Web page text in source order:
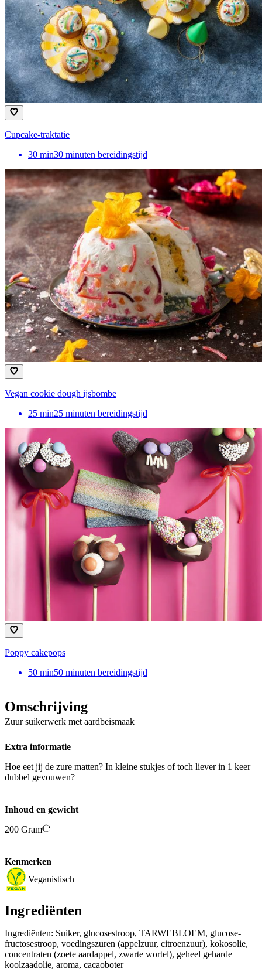
Cupcake-traktatie
30 min30 minuten bereidingstijd
Vegan cookie dough ijsbombe
25 min25 minuten bereidingstijd
Poppy cakepops
50 min50 minuten bereidingstijd
Omschrijving
Zuur suikerwerk met aardbeismaak
Extra informatie
Hoe eet jij de zure matten? In kleine stukjes of toch liever in 1 keer
dubbel gevouwen?
Inhoud en gewicht
200 Gram
Kenmerken
Veganistisch
Ingrediënten
Ingrediënten: Suiker, glucosestroop, TARWEBLOEM, glucose-
fructosestroop, voedingszuren (appelzuur, citroenzuur), kokosolie,
concentraten (zoete aardappel, zwarte wortel), geheel geharde
koolzaadolie, aroma, cacaoboter